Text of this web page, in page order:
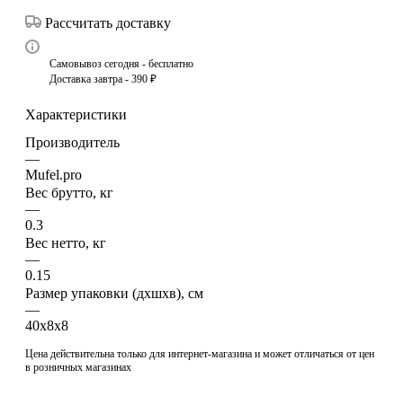
Рассчитать доставку
Самовывоз сегодня - бесплатно
Доставка завтра - 390 ₽
Характеристики
Производитель
—
Mufel.pro
Вес брутто, кг
—
0.3
Вес нетто, кг
—
0.15
Размер упаковки (дхшхв), см
—
40х8х8
Цена действительна только для интернет-магазина и может отличаться от цен
в розничных магазинах